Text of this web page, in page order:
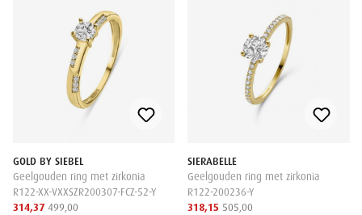
GOLD BY SIEBEL
Geelgouden ring met zirkonia
R122-XX-VXXSZR200307-FCZ-52-Y
314,37 499,00
SIERABELLE
Geelgouden ring met zirkonia
R122-200236-Y
318,15 505,00